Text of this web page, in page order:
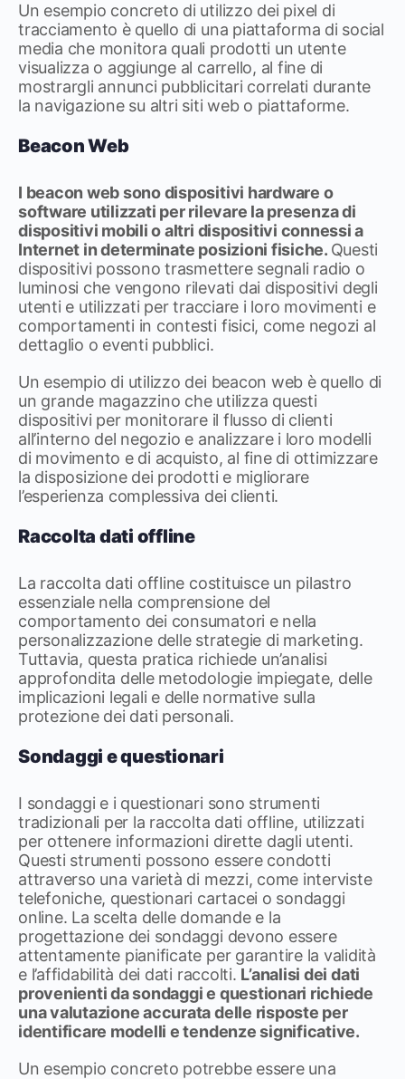
Un esempio concreto di utilizzo dei pixel di
tracciamento è quello di una piattaforma di social
media che monitora quali prodotti un utente
visualizza o aggiunge al carrello, al fine di
mostrargli annunci pubblicitari correlati durante
la navigazione su altri siti web o piattaforme.
Beacon Web
I beacon web sono dispositivi hardware o
software utilizzati per rilevare la presenza di
dispositivi mobili o altri dispositivi connessi a
Internet in determinate posizioni fisiche. Questi
dispositivi possono trasmettere segnali radio o
luminosi che vengono rilevati dai dispositivi degli
utenti e utilizzati per tracciare i loro movimenti e
comportamenti in contesti fisici, come negozi al
dettaglio o eventi pubblici.
Un esempio di utilizzo dei beacon web è quello di
un grande magazzino che utilizza questi
dispositivi per monitorare il flusso di clienti
all’interno del negozio e analizzare i loro modelli
di movimento e di acquisto, al fine di ottimizzare
la disposizione dei prodotti e migliorare
l’esperienza complessiva dei clienti.
Raccolta dati offline
La raccolta dati offline costituisce un pilastro
essenziale nella comprensione del
comportamento dei consumatori e nella
personalizzazione delle strategie di marketing.
Tuttavia, questa pratica richiede un’analisi
approfondita delle metodologie impiegate, delle
implicazioni legali e delle normative sulla
protezione dei dati personali.
Sondaggi e questionari
I sondaggi e i questionari sono strumenti
tradizionali per la raccolta dati offline, utilizzati
per ottenere informazioni dirette dagli utenti.
Questi strumenti possono essere condotti
attraverso una varietà di mezzi, come interviste
telefoniche, questionari cartacei o sondaggi
online. La scelta delle domande e la
progettazione dei sondaggi devono essere
attentamente pianificate per garantire la validità
e l’affidabilità dei dati raccolti. L’analisi dei dati
provenienti da sondaggi e questionari richiede
una valutazione accurata delle risposte per
identificare modelli e tendenze significative.
Un esempio concreto potrebbe essere una